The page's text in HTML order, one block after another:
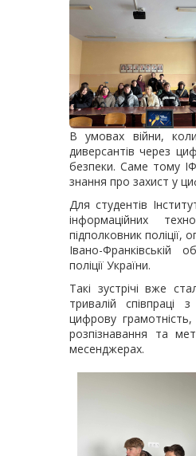
В умовах війни,
диверсантів через
безпеки. Саме тому
знання про захист у
Для студентів
інформаційних
підполковник поліції,
Івано-Франківській
поліції України.
Такі зустрічі вже
тривалій співпраці
цифрову
розпізнавання та
месенджерах.